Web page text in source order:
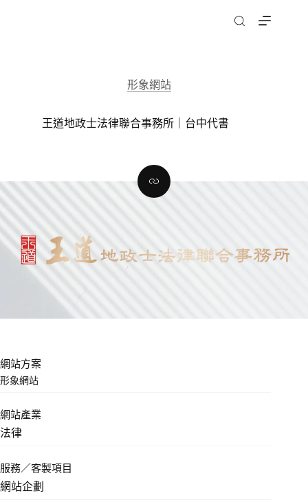
形象網站
王道地政士法律聯合事務所｜台中代書
網站方案
形象網站
網站產業
法律
服務／客製項目
網站企劃